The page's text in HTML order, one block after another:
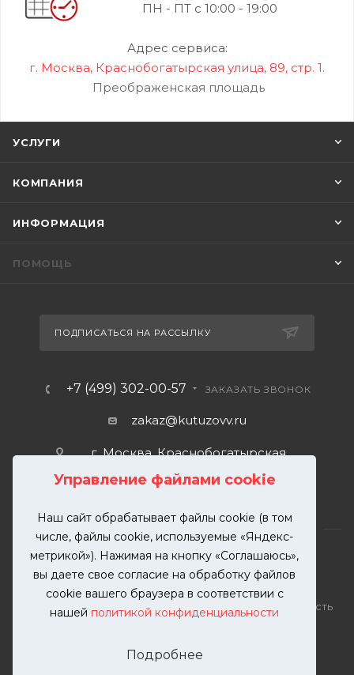
Управление файлами cookie
Наш сайт обрабатывает файлы cookie (в том
числе, файлы cookie, используемые «Яндекс-
метрикой»). Нажимая на кнопку «Соглашаюсь»,
вы даете свое согласие на обработку файлов
cookie вашего браузера в соответствии с
нашей политикой конфиденциальности
Подробнее
ПН - ПТ с 10:00 - 19:00
Адрес сервиса:
г. Москва, Краснобогатырская улица, 89, стр. 1.
Преображенская площадь
УСЛУГИ
КОМПАНИЯ
ИНФОРМАЦИЯ
ПОМОЩЬ
ПОДПИСАТЬСЯ НА РАССЫЛКУ
+7 (499) 302-00-57 ЗАКАЗАТЬ ЗВОНОК
zakaz@kutuzovv.ru
г. Москва, Краснобогатырская
2026 © KUTUZOVV | Кузовной ремонт и покраска
автомобилей. Вся информация на сайте – собственность
разрешения запрещена. Все права защищены.